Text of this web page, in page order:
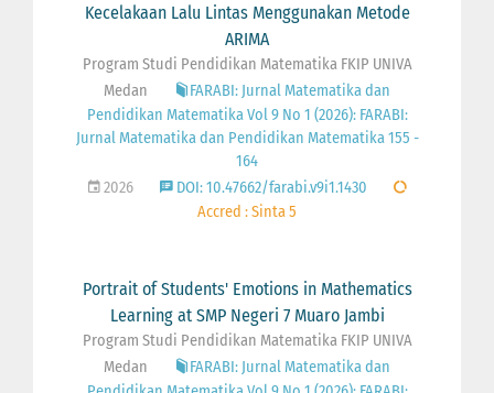
Kecelakaan Lalu Lintas Menggunakan Metode
ARIMA
Program Studi Pendidikan Matematika FKIP UNIVA
Medan
FARABI: Jurnal Matematika dan
Pendidikan Matematika Vol 9 No 1 (2026): FARABI:
Jurnal Matematika dan Pendidikan Matematika 155 -
164
2026
DOI: 10.47662/farabi.v9i1.1430
Accred : Sinta 5
Portrait of Students' Emotions in Mathematics
Learning at SMP Negeri 7 Muaro Jambi
Program Studi Pendidikan Matematika FKIP UNIVA
Medan
FARABI: Jurnal Matematika dan